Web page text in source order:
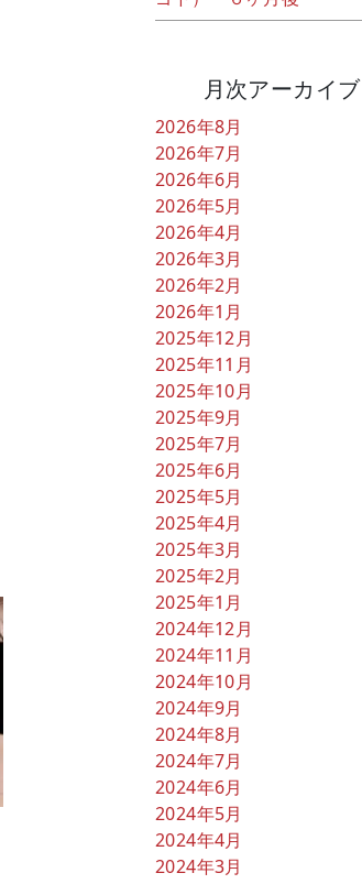
月次アーカイブ
2026年8月
2026年7月
2026年6月
2026年5月
2026年4月
2026年3月
2026年2月
2026年1月
2025年12月
2025年11月
2025年10月
2025年9月
2025年7月
2025年6月
2025年5月
2025年4月
2025年3月
2025年2月
2025年1月
2024年12月
2024年11月
2024年10月
2024年9月
2024年8月
2024年7月
2024年6月
2024年5月
2024年4月
2024年3月